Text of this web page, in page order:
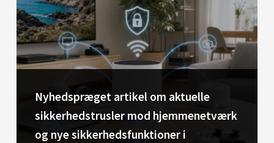
Nyhedspræget artikel om aktuelle
sikkerhedstrusler mod hjemmenetværk
og nye sikkerhedsfunktioner i